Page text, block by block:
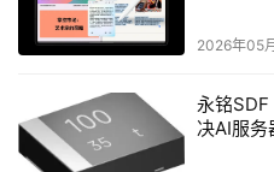
的能力；
通过第三阶段的项目实战
行有针对性的专业项目实践
学员运用专业理论知识解决
2026年05
永铭
决AI服